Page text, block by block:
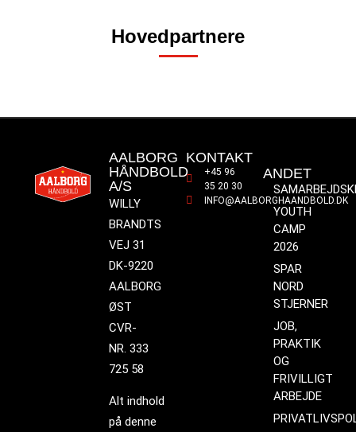
Hovedpartnere
AALBORG
HÅNDBOLD
A/S
WILLY
BRANDTS
VEJ 31
DK-9220
AALBORG
ØST
CVR-
NR. 333
725 58
Alt indhold
på denne
KONTAKT
+45 96
35 20 30
INFO@AALBORGHAANDBOLD.DK
ANDET
YOUTH
CAMP
2026
SPAR
NORD
STJERNER
JOB,
PRAKTIK
OG
FRIVILLIGT
ARBEJDE